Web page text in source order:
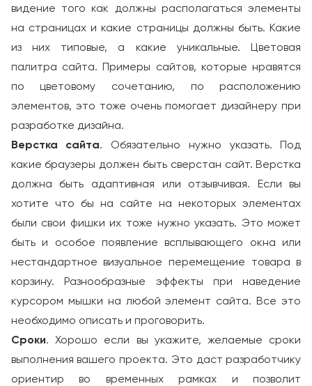
видение того как должны располагаться элементы
на страницах и какие страницы должны быть. Какие
из них типовые, а какие уникальные. Цветовая
палитра сайта. Примеры сайтов, которые нравятся
по цветовому сочетанию, по расположению
элементов, это тоже очень помогает дизайнеру при
разработке дизайна.
Верстка сайта. Обязательно нужно указать. Под
какие браузеры должен быть сверстан сайт. Верстка
должна быть адаптивная или отзывчивая. Если вы
хотите что бы на сайте на некоторых элементах
были свои фишки их тоже нужно указать. Это может
быть и особое появление всплывающего окна или
нестандартное визуальное перемещение товара в
корзину. Разнообразные эффекты при наведение
курсором мышки на любой элемент сайта. Все это
необходимо описать и проговорить.
Сроки. Хорошо если вы укажите, желаемые сроки
выполнения вашего проекта. Это даст разработчику
ориентир во временных рамках и позволит